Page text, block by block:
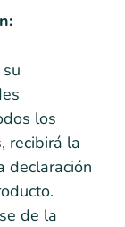
su
los
recibirá la
declaración
de la